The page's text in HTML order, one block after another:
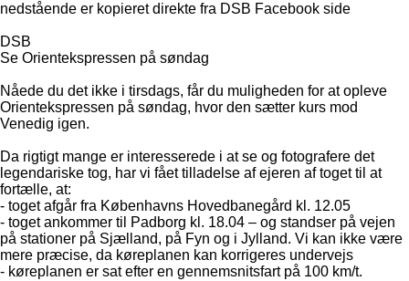
nedstående er kopieret direkte fra DSB Facebook side
DSB
Se Orientekspressen på søndag
Nåede du det ikke i tirsdags, får du muligheden for at opleve
Orientekspressen på søndag, hvor den sætter kurs mod
Venedig igen.
Da rigtigt mange er interesserede i at se og fotografere det
legendariske tog, har vi fået tilladelse af ejeren af toget til at
fortælle, at:
- toget afgår fra Københavns Hovedbanegård kl. 12.05
- toget ankommer til Padborg kl. 18.04 – og standser på vejen
på stationer på Sjælland, på Fyn og i Jylland. Vi kan ikke være
mere præcise, da køreplanen kan korrigeres undervejs
- køreplanen er sat efter en gennemsnitsfart på 100 km/t.